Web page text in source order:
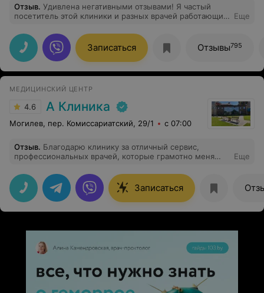
Отзыв. Удивлена негативными отзывами! Я частый
посетитель этой клиники и разных врачей работающих
не видела такого по отношению к другим пациентам.
Наоборот! Всегда идут на встречу. Рекомендую 100%
Еще
Записаться Отзывы795
МЕДИЦИНСКИЙ ЦЕНТР
4.6 А Клиника
Могилев, пер. Комиссариатский, 29/1 с 07:00
Отзыв. Благодарю клинику за отличный сервис,
профессиональных врачей, которые грамотно меня
Еще
Записаться